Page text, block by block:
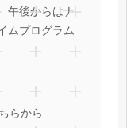
午後からはナ
ムプログラム
らから